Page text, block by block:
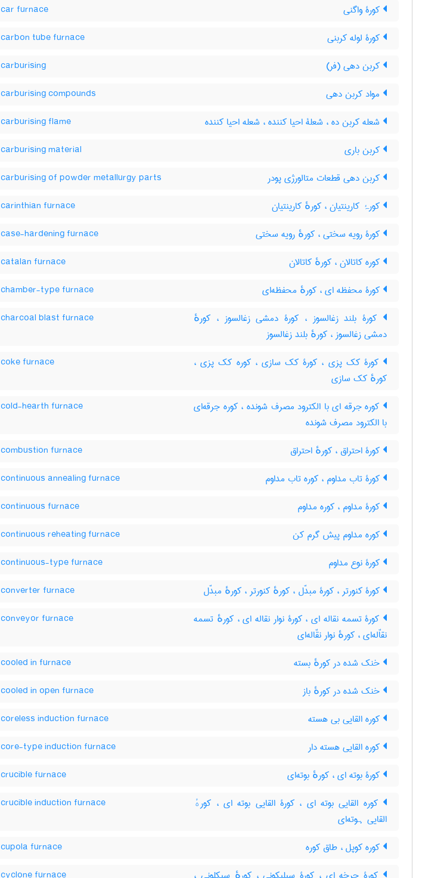
کورۀ واگنی car furnace
کورۀ لوله کربنی carbon tube furnace
کربن دهی (فر) carburising
مواد کربن دهی carburising compounds
شعله کربن ده ، شعلۀ احیا کننده ، شعله احیا کننده carburising flame
کربن باری carburising material
کربن دهی قطعات متالورژی پودر carburising of powder metallurgy parts
کورۂ کارینتیان ، کورهٔ کارینتیان carinthian furnace
کورۀ رویه سختی ، کورهٔ رویه سختی case-hardening furnace
کوره کاتالان ، کورهٔ کاتالان catalan furnace
کورۀ محفظه ای ، کورهٔ محفظه‌ای chamber-type furnace
کورۀ بلند زغالسوز ، کورۀ دمشی زغالسوز ، کورهٔ
دمشی زغالسوز ، کورهٔ بلند زغالسوز
charcoal blast furnace
کورۀ کک پزی ، کورۀ کک سازی ، کوره کک پزی ،
کورهٔ کک سازی
coke furnace
کوره جرقه ای با الکترود مصرف شونده ، کوره جرقه‌ای
با الکترود مصرف شونده
cold-hearth furnace
کورۀ احتراق ، کورهٔ احتراق combustion furnace
کورۀ تاب مداوم ، کوره تاب مداوم continuous annealing furnace
کورۀ مداوم ، کوره مداوم continuous furnace
کوره مداوم پیش گرم کن continuous reheating furnace
کورۀ نوع مداوم continuous-type furnace
کورۀ کنورتر ، کورۀ مبدّل ، کورهٔ کنورتر ، کورهٔ مبدّل converter furnace
کورۀ تسمه نقاله ای ، کورۀ نوار نقاله ای ، کورهٔ تسمه
نقاّله‌ای ، کورهٔ نوار نقّاله‌ای
conveyor furnace
خنک شده در کورهٔ بسته cooled in furnace
خنک شده در کورهٔ باز cooled in open furnace
کوره القایی بی هسته coreless induction furnace
کوره القایی هسته دار core-type induction furnace
کورۀ بوته ای ، کورهٔ بوته‌ای crucible furnace
کوره القایی بوته ای ، کورۀ القایی بوته ای ، کورهٔ
القایی ہوته‌ای
crucible induction furnace
کوره کوپل ، طاق کوره cupola furnace